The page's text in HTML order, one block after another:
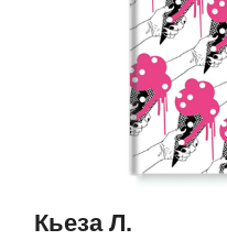
Кьеза Л.